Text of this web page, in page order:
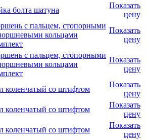
болта шатуна
Показать
цену
с пальцем, стопорными
кольцами
Показать
цену
с пальцем, стопорными
кольцами
Показать
цену
коленчатый со штифтом
Показать
цену
коленчатый со штифтом
Показать
цену
коленчатый со штифтом
Показать
цену